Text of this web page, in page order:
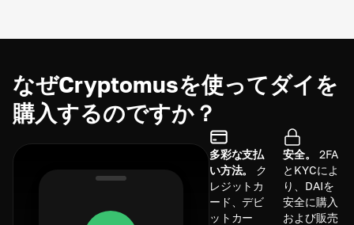
なぜCryptomusを使ってダイを
購入するのですか？
多彩な支払
い方法。
ク
レジットカ
ード、デビ
ットカー
安全。
2FA
とKYCによ
り、DAIを
安全に購入
および販売